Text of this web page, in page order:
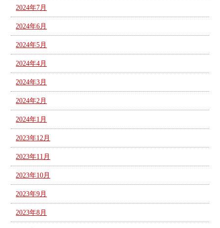
2024年7月
2024年6月
2024年5月
2024年4月
2024年3月
2024年2月
2024年1月
2023年12月
2023年11月
2023年10月
2023年9月
2023年8月